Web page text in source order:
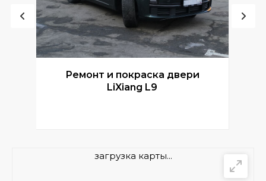
Ремонт и покраска двери
LiXiang L9
загрузка карты...